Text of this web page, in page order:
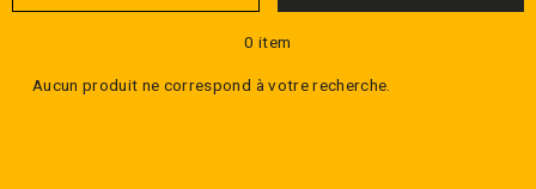
0 item
Aucun produit ne correspond à votre recherche.